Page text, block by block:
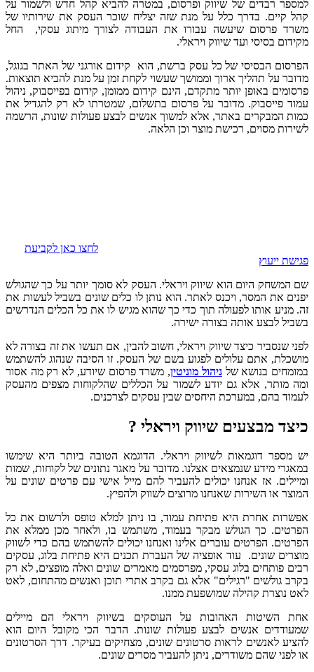
למספר רבדים של שיווק ופרסום, במטרה להביא קהל חדש ולשמור על
קהל קיים. בדרך כלל על מנת שזה יצליח שוכר העסק את שירותיו של
משרד פרסום שיעשה עבורו את העבודה לצורך מיתוג עסקי, החל
מקידום בסיסי ועד שיווק ויראלי.
הפרסום הבסיסי של כל עסק ברשת, הוא קידום אורגני של האתר בגוגל,
מדובר על תהליך ארוך וממושך שעשוי לקחת זמן על מנת להביא תוצאות.
פרסומים באופן יותר מתקדם, הינם קידום ממומן, קידום בפייסבוק, ניהול
עמוד פייסבוק. מדובר על פרסום בתשלום, שמטרתו לא רק להגדיל את
כמות המבקרים באתר, אלא למשוך אנשים לבצע פעולות שונות, הרשמה
לשירות מסוים, רכישת מוצר וכן הלאה.
לחצו כאן לקביעת
פגישת ייעוץ
שם המשחק היום הוא שיווק ויראלי. העסק לא סומך יותר על כך שהגולש
יפנים את המסר, ויכנס לאתר. הוא נותן לו כלים שונים בשביל לעשות את
זה. מניע אותו לפעולה תוך כדי כך שהוא מגיש לו את כל הכלים הנדרשים
בשביל לבצע אותה בצורה ישירה.
לפני שנסביר כיצד שיווק ויראלי, חשוב להבין, אם תעשו את זה בצורה לא
מושכלת, אתם עלולים לפגוע בשם של העסק. זו הסיבה שנהוג להשתמש
במומחים בנושא שלניהול מוניטין, משרד פרסום שיודע, לא רק מה אסור
ומה מותר, אלא גם יודע לשמור על הכללים שהלקוחות מצפים מהעסק
לעמוד בהם, במערכת היחסים שבין עסקים לצרכנים.
כיצד מבצעים שיווק ויראלי ?
יש מספר דוגמאות לשיווק ויראלי. הדוגמא הטובה ביותר היא שימשו
במאגרי מידע שנמצאים אצלנו. מדובר על מאגר נתונים של לקוחות, שמות
ומיילים. אז אנחנו יכולים להעביר להם מייל אישי עם פרטים שונים על
המוצר או השירות שאנחנו מרוצים לשווק ולהפיץ.
אפשרות אחרת היא פתיחת עמוד, בו ניתן למלא טופס ולרשום את כל
הפרטים. כך הגולש מבקר בעמוד, משתמש בו, ולאחר מכן ממלא את
הפרטים. הפרטים עוברים אלינו ואנחנו יכולים להשתמש בהם כדי לשווק
מוצרים שונים. עוד אופציה של העברת תכנים היא פתיחת בלוג, עסקים
רבים פותחים בלוג עסקי, מפרסמים מאמרים שונים ואלה מופצים, לא רק
בקרב גולשים "רגילים" אלא גם בקרב אתרי תוכן ואנשים מהתחום, לאט
לאט נוצרת קהילה שמושפעת ממנו.
אחת השיטות האהובות על העוסקים בשיווק ויראלי הם מיילים
שמעודדים אנשים לבצע פעולות שונות. הדבר הכי מקובל היום הוא
להציע לאנשים לראות סרטונים שונים, מצחיקים בעיקר. דרך הסרטונים
או לפני שהם משודרים, ניתן להעביר מסרים שונים.